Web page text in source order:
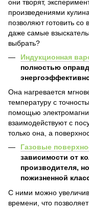
они творят,
произведениями
позволяют готовить со
даже самые
выбрать?
Индукционная
полностью
Она нагревается
температуру с
помощью
взаимодействуют с
только она, а
Газовые
зависимости от
производителя,
пожизненной
С ними можно
времени, что